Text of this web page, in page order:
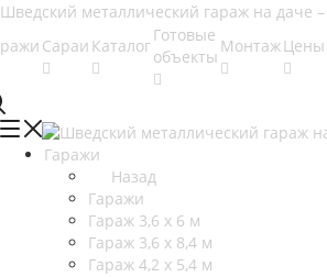
Сараи Каталог
Готовые
объекты
МонтажЦены
Гаражи
Назад
Гаражи
Гараж 3,6 х 6 м
Гараж 3,6 х 8,4 м
Гараж 4,2 х 5,4 м